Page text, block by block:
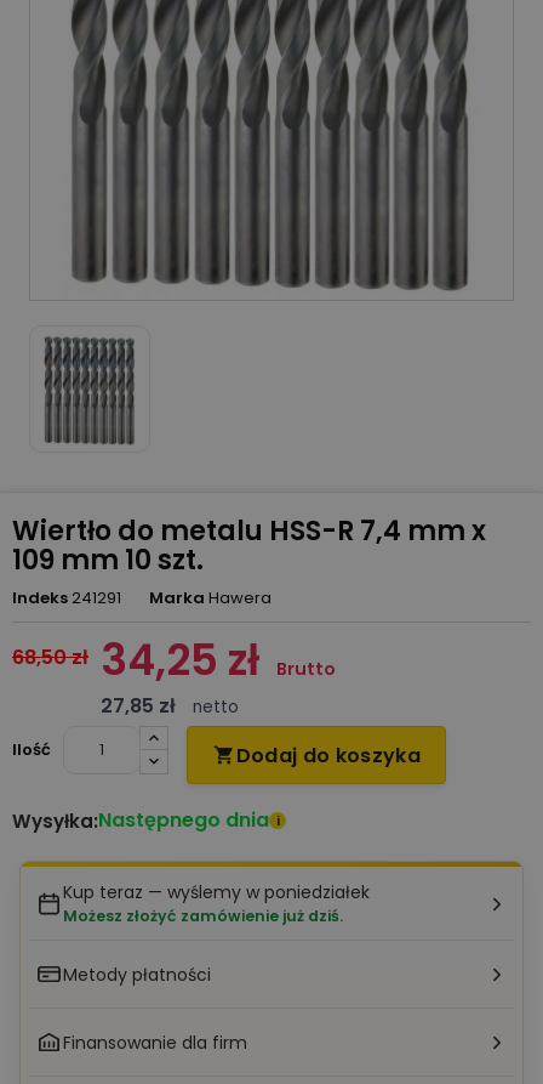
Wiertło do metalu HSS-R 7,4 mm x
109 mm 10 szt.
Indeks 241291 Marka Hawera
68,50 zł 34,25 zł Brutto
27,85 zł
netto
Ilość
 Dodaj do koszyka
Wysyłka:Następnego dnia i
Kup teraz — wyślemy w poniedziałek
Możesz złożyć zamówienie już dziś.
Metody płatności
Finansowanie dla firm